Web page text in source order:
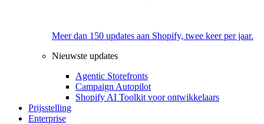
Meer dan 150 updates aan Shopify, twee keer per jaar.
Nieuwste updates
Agentic Storefronts
Campaign Autopilot
Shopify AI Toolkit voor ontwikkelaars
Prijsstelling
Enterprise